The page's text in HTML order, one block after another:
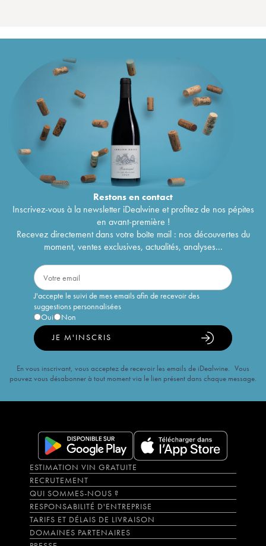
Restons encontact
Inscrivez-vous à la newsletter iDealwine et profitez de nos pépites
en avant-première !
Recevez directement dans votre boîte mail : nos découvertes du
moment, ventes exclusives, actualités, analyses...
J'accepte le suivi de mes emails afin de recevoir des
suggestions personnalisées
Oui
Non
JE M'INSCRIS
En vous inscrivant, vous acceptez de recevoir les emails de iDealwine. Vous
pouvez vous désabonner à tout moment via le lien présent dans chaque message.
ESTIMATION VIN GRATUITE
RECRUTEMENT
QUI SOMMES-NOUS ?
RESPONSABILITÉ D'ENTREPRISE
TARIFS ET DÉLAIS DE LIVRAISON
DOMAINES PARTENAIRES